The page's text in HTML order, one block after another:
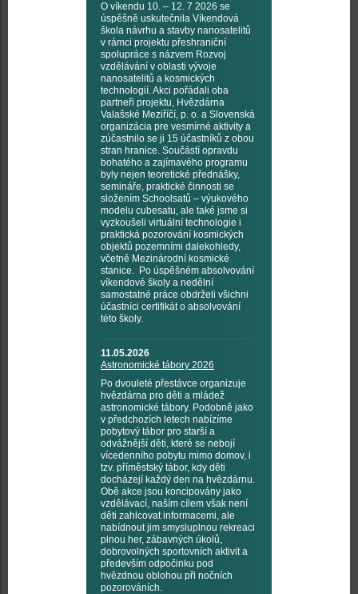
O víkendu 10. – 12. 7 2026 se
úspěšně uskutečnila Víkendová
škola návrhu a stavby nanosatelitů
v rámci projektu přeshraniční
spolupráce s názvem Rozvoj
vzdělávání v oblasti vývoje
nanosatelitů a kosmických
technologií. Akci pořádali oba
partneři projektu, Hvězdárna
Valašské Meziříčí, p. o. a Slovenská
organizácia pre vesmírné aktivity a
zúčastnilo se ji 15 účastníků z obou
stran hranice. Součástí opravdu
bohatého a zajímavého programu
byly nejen teoretické přednášky,
semináře, praktické činnosti se
složením Schoolsatů – výukového
modelu cubesatu, ale také jsme si
vyzkoušeli virtuální technologie i
praktická pozorování kosmických
objektů pozemními dalekohledy,
včetně Mezinárodní kosmické
stanice. Po úspěšném absolvování
víkendové školy a nedělní
samostatné práce obdrželi všichni
účastníci certifikát o absolvování
této školy.
11.05.2026
Astronomické tábory 2026
Po dvouleté přestávce organizuje
hvězdárna pro děti a mládež
astronomické tábory. Podobně jako
v předchozích letech nabízíme
pobytový tábor pro starší a
odvážnější děti, které se nebojí
vícedenního pobytu mimo domov, i
tzv. příměstský tábor, kdy děti
docházejí každý den na hvězdárnu.
Obě akce jsou koncipovány jako
vzdělávací, naším cílem však není
děti zahlcovat informacemi, ale
nabídnout jim smysluplnou rekreaci
plnou her, zábavných úkolů,
dobrovolných sportovních aktivit a
především odpočinku pod
hvězdnou oblohou při nočních
pozorováních.